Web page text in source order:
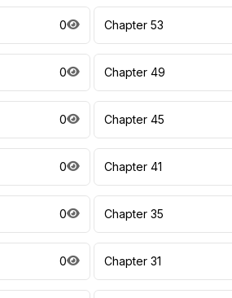
0 Chapter 53
0 Chapter 49
0 Chapter 45
0 Chapter 41
0 Chapter 35
0 Chapter 31